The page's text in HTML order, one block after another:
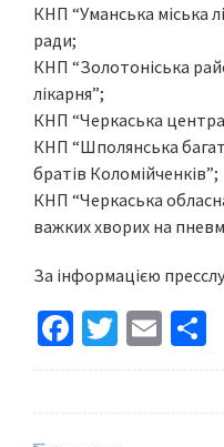
КНП “Уманська міська
ради;
КНП “Золотоніська
лікарня”;
КНП “Черкаська
КНП “Шполянська
братів Коломійченків”;
КНП “Черкаська
важких хворих на
За інформацією
Fa
ce
T
wi
E
m h